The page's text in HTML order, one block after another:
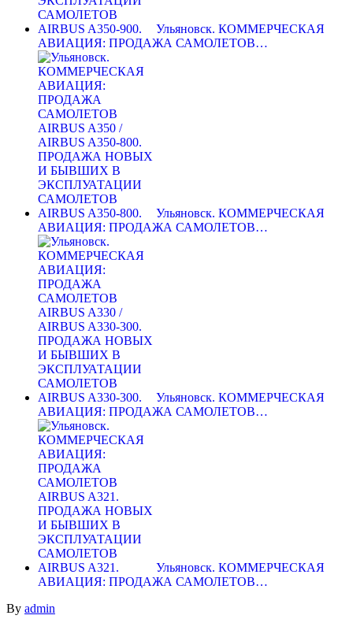
Ульяновск. КОММЕРЧЕСКАЯ
АВИАЦИЯ: ПРОДАЖА САМОЛЕТОВ…
Ульяновск. КОММЕРЧЕСКАЯ
АВИАЦИЯ: ПРОДАЖА САМОЛЕТОВ…
Ульяновск. КОММЕРЧЕСКАЯ
АВИАЦИЯ: ПРОДАЖА САМОЛЕТОВ…
Ульяновск. КОММЕРЧЕСКАЯ
АВИАЦИЯ: ПРОДАЖА САМОЛЕТОВ…
By admin